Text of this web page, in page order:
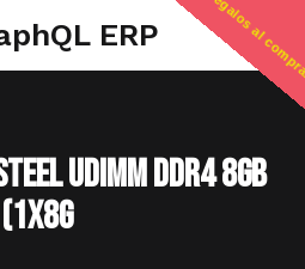
ERP
UDIMM DDR4 8GB
(1X8G
regalos al